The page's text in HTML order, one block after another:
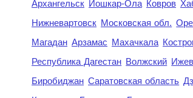
Архангельск Йошкар-Ола Ковров
Нижневартовск Московская обл.
Магадан Арзамас Махачкала
Республика Дагестан Волжский
Биробиджан Саратовская область